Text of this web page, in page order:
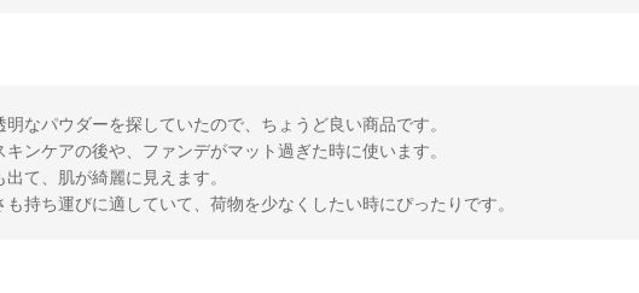
なパウダーを探していたので、ちょうど良い商品です。
ンケアの後や、ファンデがマット過ぎた時に使います。
て、肌が綺麗に見えます。
も持ち運びに適していて、荷物を少なくしたい時にぴったりです。